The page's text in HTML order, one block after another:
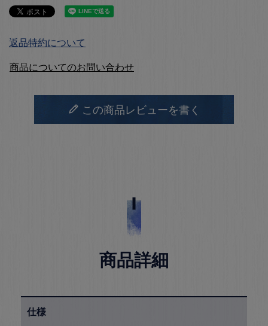
返品特約について
商品についてのお問い合わせ
この商品レビューを書く
商品詳細
仕様